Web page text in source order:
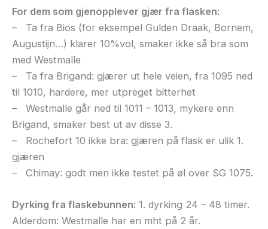
For dem som gjenopplever gjær fra flasken:
– Ta fra Bios (for eksempel Gulden Draak, Bornem,
Augustijn…) klarer 10%vol, smaker ikke så bra som
med Westmalle
– Ta fra Brigand: gjærer ut hele veien, fra 1095 ned
til 1010, hardere, mer utpreget bitterhet
– Westmalle går ned til 1011 – 1013, mykere enn
Brigand, smaker best ut av disse 3.
– Rochefort 10 ikke bra: gjæren på flask er ulik 1.
gjæren
– Chimay: godt men ikke testet på øl over SG 1075.
Dyrking fra flaskebunnen: 1. dyrking 24 – 48 timer.
Alderdom: Westmalle har en mht på 2 år.